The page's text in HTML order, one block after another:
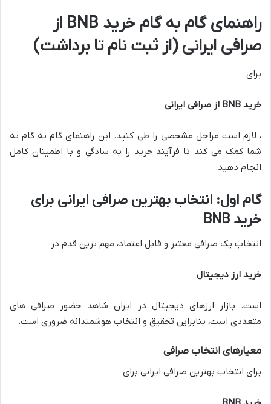
راهنمای گام به گام خرید BNB از
صرافی ایرانی (از ثبت نام تا برداشت)
برای
خرید BNB از صرافی ایرانی
، لازم است مراحل مشخصی را طی کنید. این راهنمای گام به گام به
شما کمک می کند تا فرآیند خرید را به سادگی و با اطمینان کامل
انجام دهید.
گام اول: انتخاب بهترین صرافی ایرانی برای
خرید BNB
انتخاب یک صرافی معتبر و قابل اعتماد، مهم ترین قدم در
خرید ارز دیجیتال
است. بازار ارزهای دیجیتال در ایران شاهد حضور صرافی های
متعددی است، بنابراین تحقیق و انتخاب هوشمندانه ضروری است.
معیارهای انتخاب صرافی
برای انتخاب بهترین صرافی ایرانی برای